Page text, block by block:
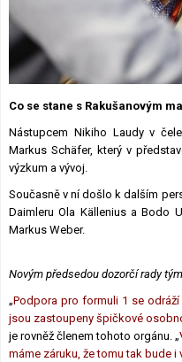
Co se stane s Rakušanovým
Nástupcem Nikiho Laudy v
Markus Schäfer, který v
výzkum a vývoj.
Současně v ní došlo k dalším
Daimleru Ola Källenius a Bodo
Markus Weber.
Novým předsedou dozorčí rady
„Podpora pro formuli 1 se
jsou zastoupeny špičkové
je rovněž členem tohoto orgánu. „
máme záruku, že tomu tak bude i